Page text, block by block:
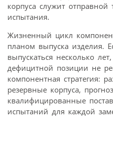
корпуса служит
испытания.
Жизненный цикл
планом выпуска изделия.
выпускаться несколько
дефицитной позиции не
компонентная стратегия:
резервные корпуса,
квалифицированные
испытаний для каждой